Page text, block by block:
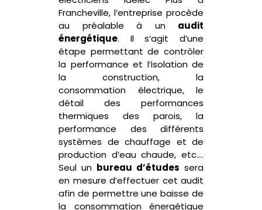
Francheville, l’entreprise procède
au préalable à un audit
énergétique. Il s’agit d’une
étape permettant de contrôler
la performance et l’isolation de
la construction, la
consommation électrique, le
détail des performances
thermiques des parois, la
performance des différents
systèmes de chauffage et de
production d’eau chaude, etc.…
Seul un bureau d’études sera
en mesure d’effectuer cet audit
afin de permettre une baisse de
la consommation énergétique